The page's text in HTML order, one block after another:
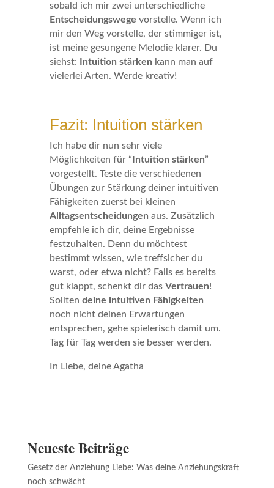
sobald ich mir zwei unterschiedliche
Entscheidungswege vorstelle. Wenn ich
mir den Weg vorstelle, der stimmiger ist,
ist meine gesungene Melodie klarer. Du
siehst:
Intuition stärken kann man auf
vielerlei Arten. Werde kreativ!
Fazit: Intuition stärken
Ich habe dir nun sehr viele
Möglichkeiten für “ Intuition stärken”
vorgestellt. Teste die verschiedenen
Übungen zur Stärkung deiner intuitiven
Fähigkeiten zuerst bei kleinen
Alltagsentscheidungen aus. Zusätzlich
empfehle ich dir, deine Ergebnisse
festzuhalten. Denn du möchtest
bestimmt wissen, wie treffsicher du
warst, oder etwa nicht? Falls es bereits
gut klappt, schenkt dir das Vertrauen!
Sollten deine intuitiven Fähigkeiten
noch nicht deinen Erwartungen
entsprechen, gehe spielerisch damit um.
Tag für Tag werden sie besser werden.
In Liebe, deine Agatha
Neueste Beiträge
Gesetz der Anziehung Liebe: Was deine Anziehungskraft
noch schwächt